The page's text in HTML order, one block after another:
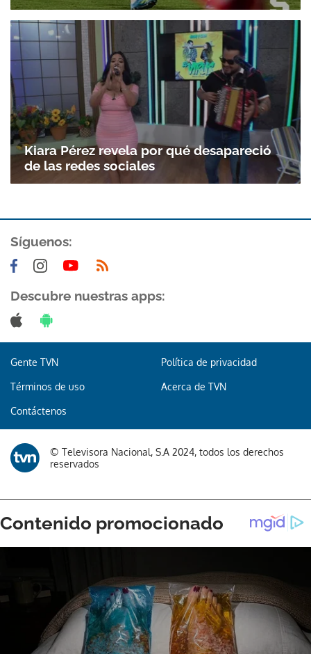
Kiara Pérez revela por qué desapareció
de las redes sociales
Síguenos:
Descubre nuestras apps:
Gente TVN Política de privacidad
Términos de uso Acerca de TVN
Contáctenos
© Televisora Nacional, S.A 2024, todos los derechos
reservados